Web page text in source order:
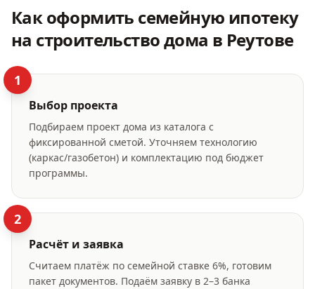
Как оформить семейную ипотеку
на строительство дома в Реутове
1
Выбор проекта
Подбираем проект дома из каталога с
фиксированной сметой. Уточняем технологию
(каркас/газобетон) и комплектацию под бюджет
программы.
2
Расчёт и заявка
Считаем платёж по семейной ставке 6%, готовим
пакет документов. Подаём заявку в 2–3 банка